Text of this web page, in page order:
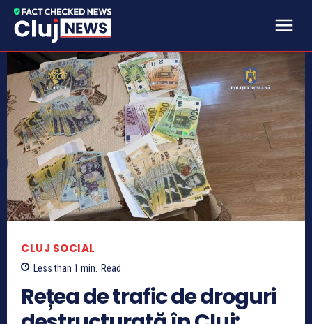
CLUJ SOCIAL
Less than 1 min. Read
Rețea de trafic de droguri